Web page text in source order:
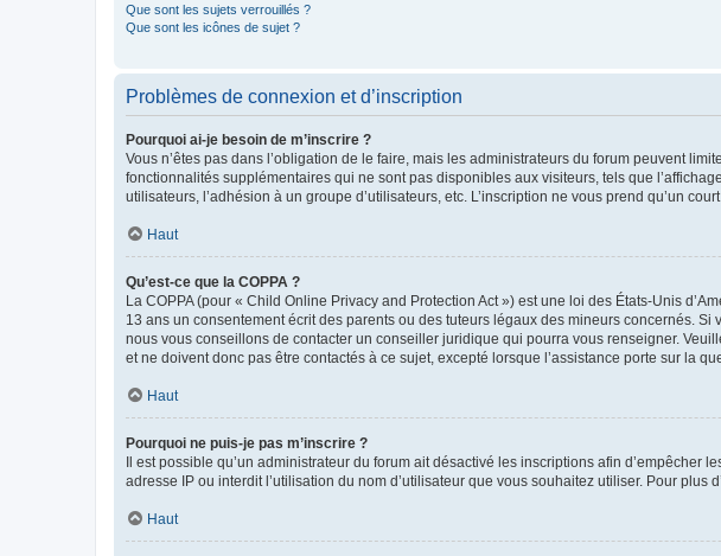
Que sont les sujets verrouillés ?
Que sont les icônes de sujet ?
Problèmes de connexion et d’inscription
Pourquoi ai-je besoin de m’inscrire ?
Vous n’êtes pas dans l’obligation de le faire, mais les administrateurs du forum peuvent
fonctionnalités supplémentaires qui ne sont pas disponibles aux visiteurs, tels que
utilisateurs, l’adhésion à un groupe d’utilisateurs, etc. L’inscription ne vous prend qu’un
Haut
Qu’est-ce que la COPPA ?
La COPPA (pour « Child Online Privacy and Protection Act ») est une loi des États-Unis
13 ans un consentement écrit des parents ou des tuteurs légaux des mineurs concernés.
nous vous conseillons de contacter un conseiller juridique qui pourra vous renseigner.
et ne doivent donc pas être contactés à ce sujet, excepté lorsque l’assistance porte sur la
Haut
Pourquoi ne puis-je pas m’inscrire ?
Il est possible qu’un administrateur du forum ait désactivé les inscriptions afin d’empêcher
adresse IP ou interdit l’utilisation du nom d’utilisateur que vous souhaitez utiliser. Pour plus
Haut